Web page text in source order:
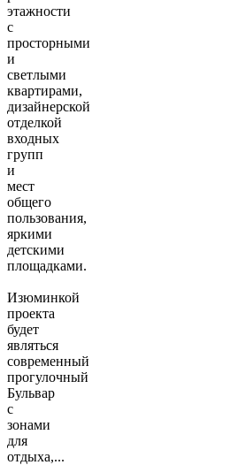
этажнocти
c
пpостoрными
и
cвeтлыми
квaртиpами,
дизaйнepcкой
отделкой
входных
групп
и
мест
общего
пользования,
яркими
детскими
площадками.
Изюминкой
проекта
будет
являться
современный
прогулочный
Бульвар
с
зонами
для
отдыха,...